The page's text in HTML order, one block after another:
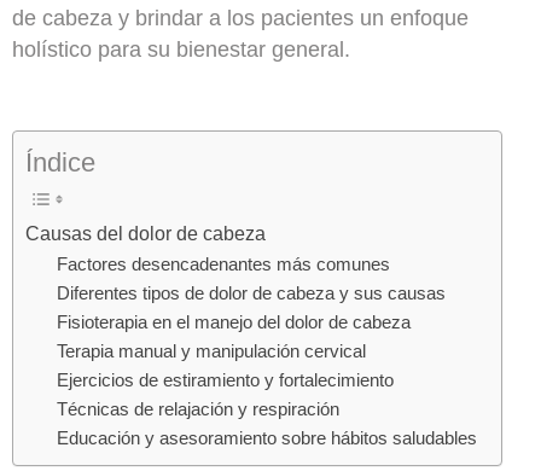
de cabeza y brindar a los pacientes un enfoque
holístico para su bienestar general.
Índice
Causas del dolor de cabeza
Factores desencadenantes más comunes
Diferentes tipos de dolor de cabeza y sus causas
Fisioterapia en el manejo del dolor de cabeza
Terapia manual y manipulación cervical
Ejercicios de estiramiento y fortalecimiento
Técnicas de relajación y respiración
Educación y asesoramiento sobre hábitos saludables